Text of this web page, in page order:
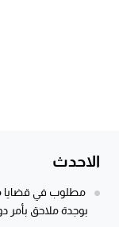
الاحدث
مطلوب في قضايا
بوجدة ملاحق بأمر